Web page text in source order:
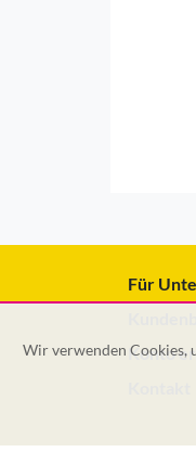
Für
Konto
Wir verwenden Cookies,